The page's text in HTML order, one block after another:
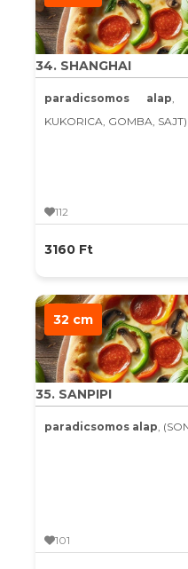
34. SHANGHAI
paradicsomos alap,
KUKORICA, GOMBA, SAJT)
112
3160 Ft
32 cm
35. SANPIPI
paradicsomos alap,
101